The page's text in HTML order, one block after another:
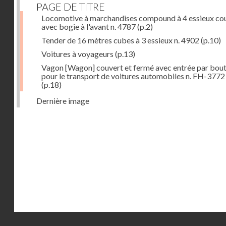
PAGE DE TITRE
Locomotive à marchandises compound à 4 essieux
avec bogie à l'avant n. 4787(p.2)
Tender de 16 mètres cubes à 3 essieux n. 4902 (p.10)
Voitures à voyageurs (p.13)
Vagon [Wagon] couvert et fermé avec entrée par
pour le transport de voitures automobiles n. FH-3772
(p.18)
Dernière image